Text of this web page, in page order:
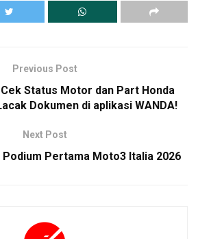
Previous Post
Cek Status Motor dan Part Honda
Dokumen di aplikasi WANDA!
Next Post
Pertama Moto3 Italia 2026